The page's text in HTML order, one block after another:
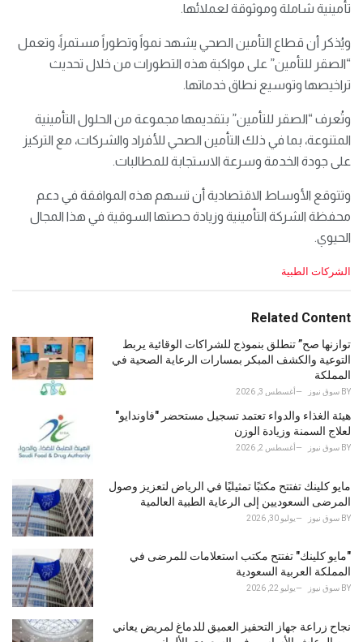
تأمينية شاملة وموثوقة لعملائها.
ويُذكر أن قطاع التأمين الصحي يشهد نمواً وتطوراً مستمراً، وتعمل
“الصقر للتأمين” على مواكبة هذه التطورات من خلال تحديث
تراخيصها وتوسيع نطاق خدماتها.
وتُعرف “الصقر للتأمين” بتقديمها مجموعة من الحلول التأمينية
المتنوعة، بما في ذلك التأمين الصحي للأفراد والشركات، مع التركيز
على جودة الخدمة وسرعة الاستجابة للمطالبات.
وتتوقع الأوساط الاقتصادية أن تسهم هذه الموافقة في دعم
محفظة الشركة التأمينية وزيادة حصتها السوقية في هذا المجال
الحيوي.
C
e
o
r
i
e
:
الشركات الطبية
Related Content
توازنها صح” تنطلق بنموذج للشراكات الوقائية يربط
التوعية والكشف المبكر بمسارات الرعاية الصحية في
المملكة
BY سوق نيوز أغسطس 3, 2026
هيئة الغذاء والدواء تعتمد تسجيل مستحضر "فاوندايو"
لعلاج السمنة وزيادة الوزن
BY سوق نيوز أغسطس 2, 2026
مايو كلينك تفتتح مكتبًا تمثيليًا في الرياض لتعزيز وصول
المرضى السعوديين إلى الرعاية الطبية العالمية
BY سوق نيوز يوليو 30, 2026
"مايو كلينك" تفتتح مكتب استعلامات للمرضى في
المملكة العربية السعودية
BY سوق نيوز يوليو 22, 2026
نجاح زراعة جهاز التحفيز العميق للدماغ لمريض يعاني